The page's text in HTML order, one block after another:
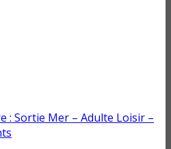
: Sortie Mer – Adulte Loisir –